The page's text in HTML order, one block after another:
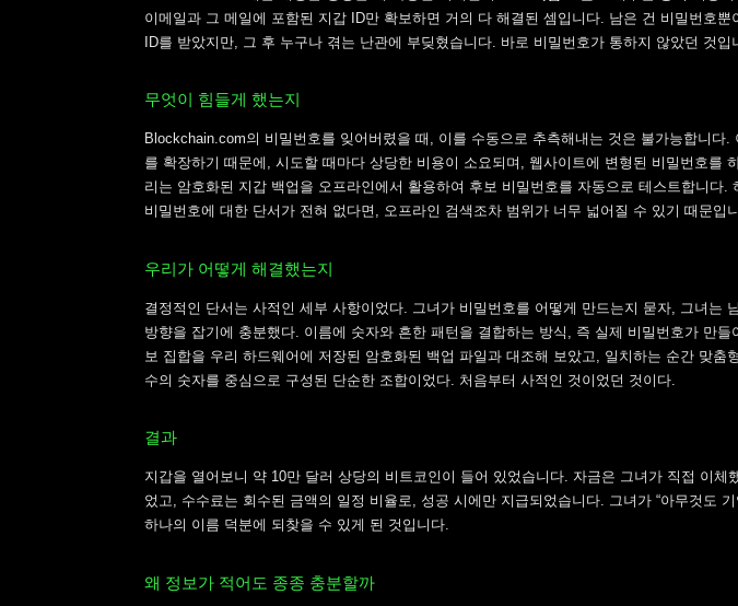
이메일과 그 메일에 포함된 지갑 ID만 확보하면 거의 다 해결된 셈입니다. 남은 건 비밀번호
ID를 받았지만, 그 후 누구나 겪는 난관에 부딪혔습니다. 바로 비밀번호가 통하지 않았던 것입
무엇이 힘들게 했는지
Blockchain.com의 비밀번호를 잊어버렸을 때, 이를 수동으로 추측해내는 것은 불가능합니다
를 확장하기 때문에, 시도할 때마다 상당한 비용이 소요되며, 웹사이트에 변형된 비밀번호를
리는 암호화된 지갑 백업을 오프라인에서 활용하여 후보 비밀번호를 자동으로 테스트합니다.
비밀번호에 대한 단서가 전혀 없다면, 오프라인 검색조차 범위가 너무 넓어질 수 있기 때문입
우리가 어떻게 해결했는지
결정적인 단서는 사적인 세부 사항이었다. 그녀가 비밀번호를 어떻게 만드는지 묻자, 그녀는
방향을 잡기에 충분했다. 이름에 숫자와 흔한 패턴을 결합하는 방식, 즉 실제 비밀번호가 만
보 집합을 우리 하드웨어에 저장된 암호화된 백업 파일과 대조해 보았고, 일치하는 순간 맞춤
수의 숫자를 중심으로 구성된 단순한 조합이었다. 처음부터 사적인 것이었던 것이다.
결과
지갑을 열어보니 약 10만 달러 상당의 비트코인이 들어 있었습니다. 자금은 그녀가 직접 이체
었고, 수수료는 회수된 금액의 일정 비율로, 성공 시에만 지급되었습니다. 그녀가 “아무것도
하나의 이름 덕분에 되찾을 수 있게 된 것입니다.
왜 정보가 적어도 종종 충분할까